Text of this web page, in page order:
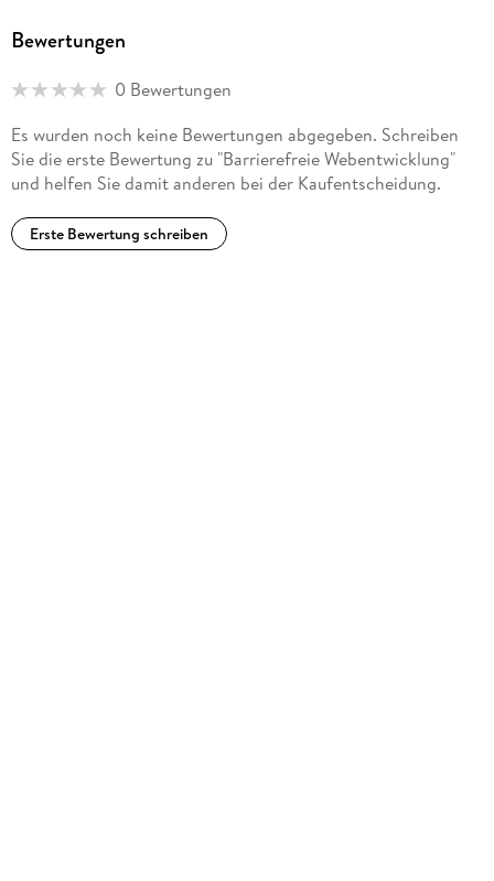
Bewertungen
0 Bewertungen
Es wurden noch keine Bewertungen abgegeben. Schreiben
Sie die erste Bewertung zu "Barrierefreie Webentwicklung"
und helfen Sie damit anderen bei der Kaufentscheidung.
Erste Bewertung schreiben